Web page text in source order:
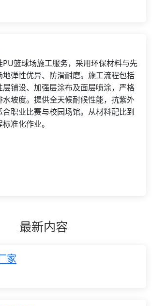
PU篮球场施工服务，采用环保材料与先
弹性优异、防滑耐磨。施工流程包括
铺设、加强层涂布及面层喷涂，严格
坡度。提供全天候耐候性能，抗紫外
职业比赛与校园场馆。从材料配比到
准化作业。
最新内容
家